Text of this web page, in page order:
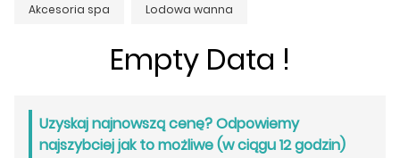
Akcesoria spa Lodowa wanna
Empty Data !
Uzyskaj najnowszą cenę? Odpowiemy
najszybciej jak to możliwe (w ciągu 12 godzin)